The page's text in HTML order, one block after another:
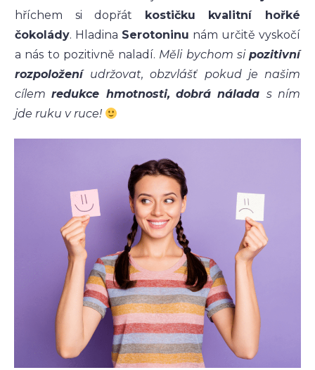
hříchem si dopřát kostičku kvalitní hořké
čokolády. Hladina Serotoninu nám určitě vyskočí
a nás to pozitivně naladí. Měli bychom si pozitivní
rozpoložení udržovat, obzvlášť pokud je našim
cílemredukce hmotnosti, dobrá nálada s ním
jde ruku v ruce!